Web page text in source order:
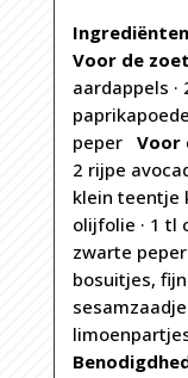
Voor de
aardappels
peper Voor
2 rijpe
klein teentje
olijfolie · 1 tl
zwarte peper
bosuitjes, fijn